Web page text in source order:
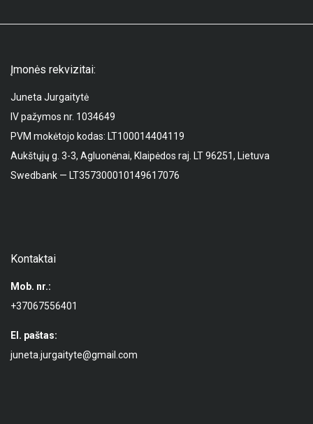
Įmonės rekvizitai:
Juneta Jurgaitytė
IV pažymos nr. 1034649
PVM mokėtojo kodas: LT100014404119
Aukštųjų g. 3-3, Agluonėnai, Klaipėdos raj. LT 96251, Lietuva
Swedbank — LT357300010149617076
Kontaktai
Mob. nr.:
+37067556401
El. paštas:
juneta.jurgaityte@gmail.com